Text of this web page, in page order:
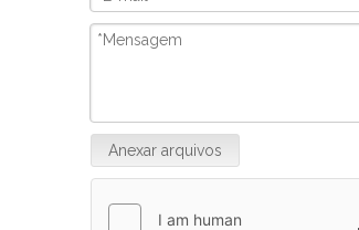
nossa paixão por artesanato de
qualidade e design inovador. Nós
Anexar arquivos